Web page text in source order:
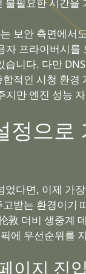
보안 측면에서
자 프라이버시
습니다. 다만
적인 시청 환
지만 엔진 성능
정으
었다면, 이제 가
받는 환경이기
敦 더비 생중계
에 우선순위를
이지 진